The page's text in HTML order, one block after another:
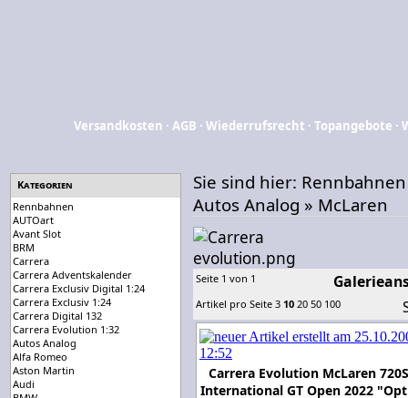
Versandkosten ·AGB ·Wiederrufsrecht ·Topangebote ·
Kategorien
Rennbahnen
AUTOart
Avant Slot
BRM
Carrera
Carrera Adventskalender
Carrera Exclusiv Digital 1:24
Carrera Exclusiv 1:24
Carrera Digital 132
Carrera Evolution 1:32
Autos Analog
Alfa Romeo
Aston Martin
Audi
Sie sind hier: Rennbahnen
Autos Analog » McLaren
Seite 1 von 1
Artikel pro Seite 3 10 20 50 100
Carrera Evolution McLaren
International GT Open 2022